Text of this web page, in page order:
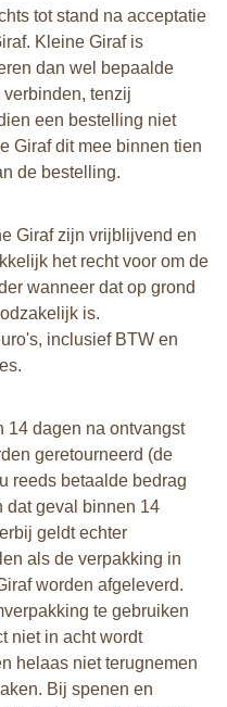
tot stand na acceptatie
Kleine Giraf is
dan wel bepaalde
tenzij
een bestelling niet
Giraf dit mee binnen tien
de bestelling.
Giraf zijn vrijblijvend en
het recht voor om de
wanneer dat op grond
is.
inclusief BTW en
14 dagen na ontvangst
geretourneerd (de
reeds betaalde bedrag
dat geval binnen 14
geldt echter
als de verpakking in
worden afgeleverd.
te gebruiken
niet in acht wordt
helaas niet terugnemen
Bij spenen en